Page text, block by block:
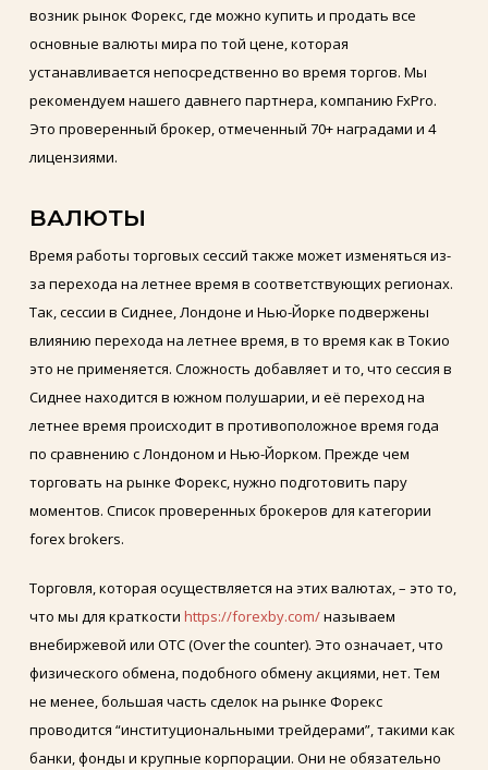
возник рынок Форекс, где можно купить и продать все
основные валюты мира по той цене, которая
устанавливается непосредственно во время торгов. Мы
рекомендуем нашего давнего партнера, компанию FxPro.
Это проверенный брокер, отмеченный 70+ наградами и 4
лицензиями.
ВАЛЮТЫ
Время работы торговых сессий также может изменяться из-
за перехода на летнее время в соответствующих регионах.
Так, сессии в Сиднее, Лондоне и Нью-Йорке подвержены
влиянию перехода на летнее время, в то время как в Токио
это не применяется. Сложность добавляет и то, что сессия в
Сиднее находится в южном полушарии, и её переход на
летнее время происходит в противоположное время года
по сравнению с Лондоном и Нью-Йорком. Прежде чем
торговать на рынке Форекс, нужно подготовить пару
моментов. Список проверенных брокеров для категории
forex brokers.
Торговля, которая осуществляется на этих валютах, – это то,
что мы для краткости https://forexby.com/называем
внебиржевой или OTC (Over the counter). Это означает, что
физического обмена, подобного обмену акциями, нет. Тем
не менее, большая часть сделок на рынке Форекс
проводится “институциональными трейдерами”, такими как
банки, фонды и крупные корпорации. Они не обязательно